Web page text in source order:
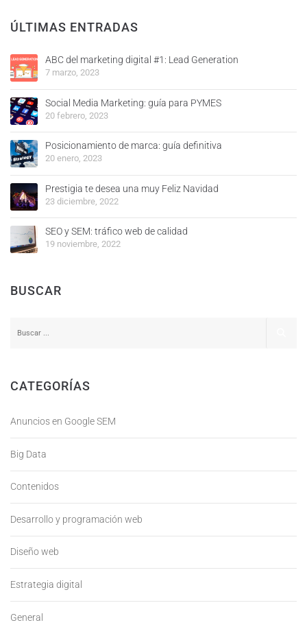
ÚLTIMAS ENTRADAS
ABC del marketing digital #1: Lead Generation
7 marzo, 2023
Social Media Marketing: guía para PYMES
20 febrero, 2023
Posicionamiento de marca: guía definitiva
20 enero, 2023
Prestigia te desea una muy Feliz Navidad
23 diciembre, 2022
SEO y SEM: tráfico web de calidad
19 noviembre, 2022
BUSCAR
CATEGORÍAS
Anuncios en Google SEM
Big Data
Contenidos
Desarrollo y programación web
Diseño web
Estrategia digital
General